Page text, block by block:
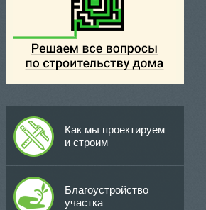
Как мы проектируем
и строим
Благоустройство
участка